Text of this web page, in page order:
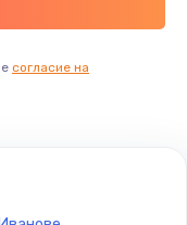
согласие на